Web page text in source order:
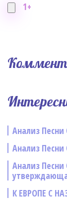
1+
Анализ
Анализ
Анализ
К ЕВРОПЕ С